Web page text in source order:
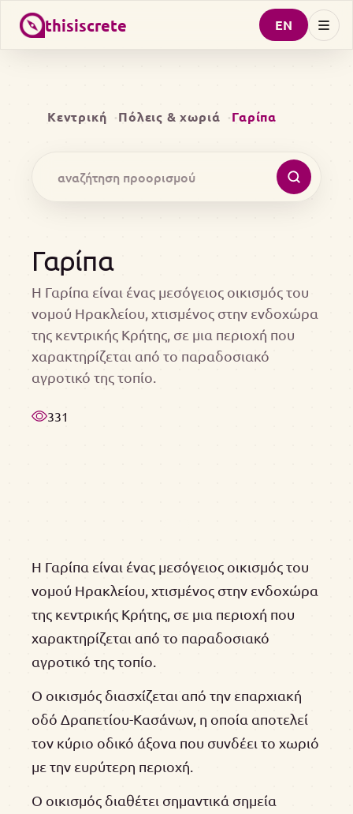
thisiscrete EN
Κεντρική Πόλεις & χωριά Γαρίπα
Γαρίπα
Η Γαρίπα είναι ένας μεσόγειος οικισμός του
νομού Ηρακλείου, χτισμένος στην ενδοχώρα
της κεντρικής Κρήτης, σε μια περιοχή που
χαρακτηρίζεται από το παραδοσιακό
αγροτικό της τοπίο.
331
Η Γαρίπα είναι ένας μεσόγειος οικισμός του
νομού Ηρακλείου, χτισμένος στην ενδοχώρα
της κεντρικής Κρήτης, σε μια περιοχή που
χαρακτηρίζεται από το παραδοσιακό
αγροτικό της τοπίο.
Ο οικισμός διασχίζεται από την επαρχιακή
οδό Δραπετίου-Κασάνων, η οποία αποτελεί
τον κύριο οδικό άξονα που συνδέει το χωριό
με την ευρύτερη περιοχή.
Ο οικισμός διαθέτει σημαντικά σημεία